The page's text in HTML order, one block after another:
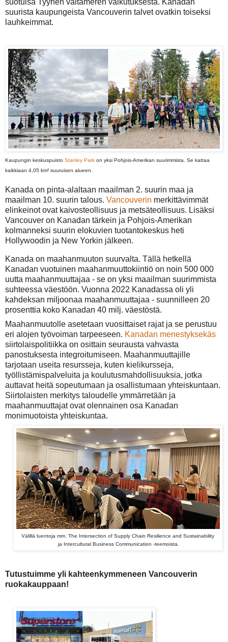
suotuisa Tyynen valtameren vaikutuksesta. Kanadan
suurista kaupungeista Vancouverin talvet ovatkin toiseksi
lauhkeimmat.
Kaupungin keskuspuisto Stanley Park on yksi Pohjois-Amerikan suurimmista. Se kattaa
kaikkiaan 4,05 km² suuruisen alueen.
Kanada on pinta-alaltaan maailman 2. suurin maa ja
maailman 10. suurin talous. Vancouverin merkittävimmät
elinkeinot ovat kaivosteollisuus ja metsäteollisuus. Lisäksi
Vancouver on Kanadan tärkein ja Pohjois-Amerikan
kolmanneksi suurin elokuvien tuotantokeskus heti
Hollywoodin ja New Yorkin jälkeen.
Kanada on maahanmuuton suurvalta. Tällä hetkellä
Kanadan vuotuinen maahanmuuttokiintiö on noin 500 000
uutta maahanmuuttajaa - se on yksi maailman suurimmista
suhteessa väestöön. Vuonna 2022 Kanadassa oli yli
kahdeksan miljoonaa maahanmuuttajaa - suunnilleen 20
prosenttia koko Kanadan 40 milj. väestöstä.
Maahanmuutolle asetetaan vuosittaiset rajat ja se perustuu
eri alojen työvoiman tarpeeseen. Kanadan menestyksekäs
siirtolaispolitiikka on osittain seurausta vahvasta
panostuksesta integroitumiseen. Maahanmuuttajille
tarjotaan useita resursseja, kuten kielikursseja,
työllistämispalveluita ja koulutusmahdollisuuksia, jotka
auttavat heitä sopeutumaan ja osallistumaan yhteiskuntaan.
Siirtolaisten merkitys taloudelle ymmärretään ja
maahanmuuttajat ovat olennainen osa Kanadan
monimuotoista yhteiskuntaa.
Välillä luentoja mm. The Intersection of Supply Chain Resilience and Sustainability
ja Intercultural Business Communication -teemoista.
Tutustuimme yli kahteenkymmeneen Vancouverin
ruokakauppaan!